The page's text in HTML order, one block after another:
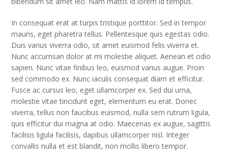
In consequat erat at turpis tristique porttitor. Sed in tempor
mauris, eget pharetra tellus. Pellentesque quis egestas odio.
Duis varius viverra odio, sit amet euismod felis viverra et.
Nunc accumsan dolor at mi molestie aliquet. Aenean et odio
sapien. Nunc vitae finibus leo, euismod varius augue. Proin
sed commodo ex. Nunc iaculis consequat diam et efficitur.
Fusce ac cursus leo, eget ullamcorper ex. Sed dui urna,
molestie vitae tincidunt eget, elementum eu erat. Donec
viverra, tellus non faucibus euismod, nulla sem rutrum ligula,
quis efficitur dui magna at odio. Maecenas ex augue, sagittis
facilisis ligula facilisis, dapibus ullamcorper nisl. Integer
convallis nulla et est blandit, non mollis libero tempor.